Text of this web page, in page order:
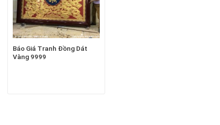
Báo Giá Tranh Đồng Dát
Vàng 9999